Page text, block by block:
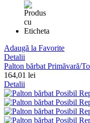
Adaugă la Favorite
Detalii
Palton bărbat Primăvară/
164,01 lei
Detalii